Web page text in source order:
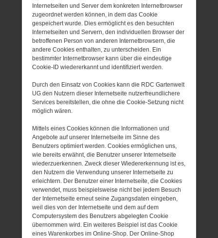
Internetseiten und Server dem konkreten Internetbrowser
zugeordnet werden können, in dem das Cookie
gespeichert wurde. Dies ermöglicht es den besuchten
Internetseiten und Servern, den individuellen Browser der
betroffenen Person von anderen Internetbrowsern, die
andere Cookies enthalten, zu unterscheiden. Ein
bestimmter Internetbrowser kann über die eindeutige
Cookie-ID wiedererkannt und identifiziert werden.
Durch den Einsatz von Cookies kann die RDC Gartenwelt
UG den Nutzern dieser Internetseite nutzerfreundlichere
Services bereitstellen, die ohne die Cookie-Setzung nicht
möglich wären.
Mittels eines Cookies können die Informationen und
Angebote auf unserer Internetseite im Sinne des
Benutzers optimiert werden. Cookies ermöglichen uns,
wie bereits erwähnt, die Benutzer unserer Internetseite
wiederzuerkennen. Zweck dieser Wiedererkennung ist es,
den Nutzern die Verwendung unserer Internetseite zu
erleichtern. Der Benutzer einer Internetseite, die Cookies
verwendet, muss beispielsweise nicht bei jedem Besuch
der Internetseite erneut seine Zugangsdaten eingeben,
weil dies von der Internetseite und dem auf dem
Computersystem des Benutzers abgelegten Cookie
übernommen wird. Ein weiteres Beispiel ist das Cookie
eines Warenkorbes im Online-Shop. Der Online-Shop